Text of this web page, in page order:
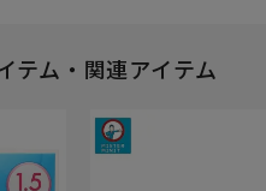
テム・関連アイテム